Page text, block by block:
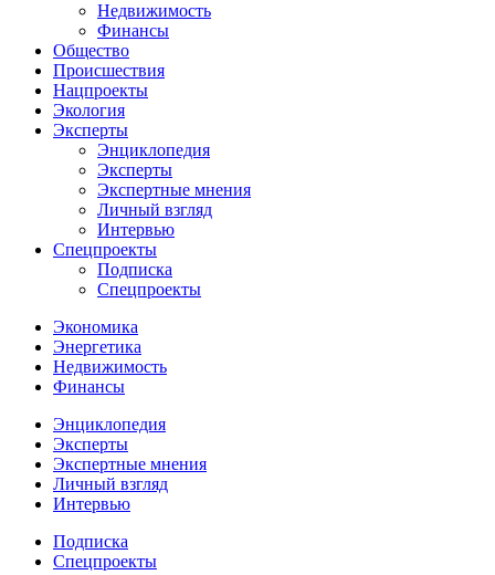
Недвижимость
Финансы
Общество
Происшествия
Нацпроекты
Экология
Эксперты
Энциклопедия
Эксперты
Экспертные мнения
Личный взгляд
Интервью
Спецпроекты
Подписка
Спецпроекты
Экономика
Энергетика
Недвижимость
Финансы
Энциклопедия
Эксперты
Экспертные мнения
Личный взгляд
Интервью
Подписка
Спецпроекты